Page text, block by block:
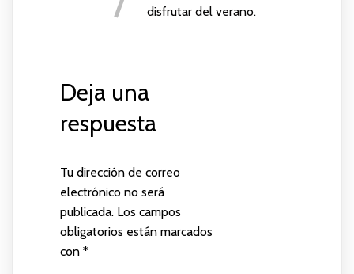
disfrutar del verano.
Deja una
respuesta
Tu dirección de correo
electrónico no será
publicada. Los campos
obligatorios están marcados
con *